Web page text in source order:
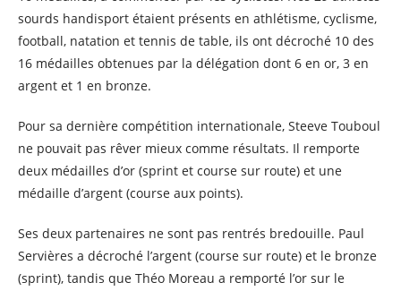
sourds handisport étaient présents en athlétisme, cyclisme,
football, natation et tennis de table, ils ont décroché 10 des
16 médailles obtenues par la délégation dont 6 en or, 3 en
argent et 1 en bronze.
Pour sa dernière compétition internationale, Steeve Touboul
ne pouvait pas rêver mieux comme résultats. Il remporte
deux médailles d’or (sprint et course sur route) et une
médaille d’argent (course aux points).
Ses deux partenaires ne sont pas rentrés bredouille. Paul
Servières a décroché l’argent (course sur route) et le bronze
(sprint), tandis que Théo Moreau a remporté l’or sur le